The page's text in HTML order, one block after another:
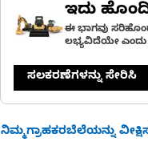
ಇದು
ಈ ಭಾಗವು
ಲಭ್ಯವಿದೆಯೇ ಎಂದು
ಸಲಕರಣೆಗಳನ್ನು ಸೇರಿಸಿ
ನಿಮ್ಮಗ್ರಾಹಕರಬೆಲೆಯನ್ನು